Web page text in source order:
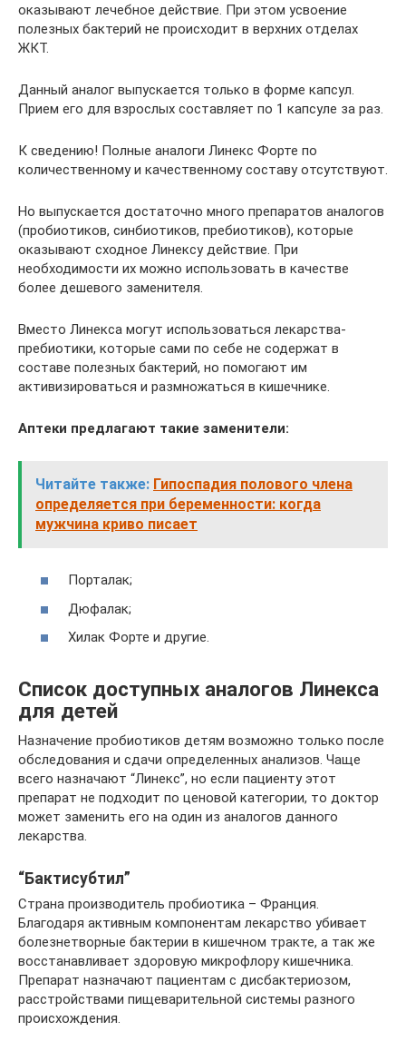
оказывают лечебное действие. При этом усвоение
полезных бактерий не происходит в верхних отделах
ЖКТ.
Данный аналог выпускается только в форме капсул.
Прием его для взрослых составляет по 1 капсуле за раз.
К сведению! Полные аналоги Линекс Форте по
количественному и качественному составу отсутствуют.
Но выпускается достаточно много препаратов аналогов
(пробиотиков, синбиотиков, пребиотиков), которые
оказывают сходное Линексу действие. При
необходимости их можно использовать в качестве
более дешевого заменителя.
Вместо Линекса могут использоваться лекарства-
пребиотики, которые сами по себе не содержат в
составе полезных бактерий, но помогают им
активизироваться и размножаться в кишечнике.
Аптеки предлагают такие заменители:
Читайте также: Гипоспадия полового члена
определяется при беременности: когда
мужчина криво писает
Порталак;
Дюфалак;
Хилак Форте и другие.
Список доступных аналогов Линекса
для детей
Назначение пробиотиков детям возможно только после
обследования и сдачи определенных анализов. Чаще
всего назначают “Линекс”, но если пациенту этот
препарат не подходит по ценовой категории, то доктор
может заменить его на один из аналогов данного
лекарства.
“Бактисубтил”
Страна производитель пробиотика – Франция.
Благодаря активным компонентам лекарство убивает
болезнетворные бактерии в кишечном тракте, а так же
восстанавливает здоровую микрофлору кишечника.
Препарат назначают пациентам с дисбактериозом,
расстройствами пищеварительной системы разного
происхождения.